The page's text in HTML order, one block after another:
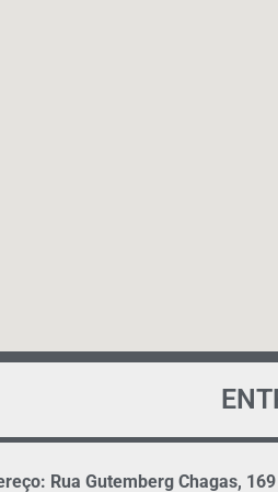
Rua Gutemberg Chagas,